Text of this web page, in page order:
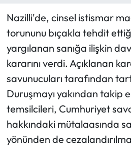
Nazilli'de, cinsel istismar
torununu bıçakla tehdit
yargılanan sanığa ilişkin
kararını verdi. Açıklanan
savunucuları tarafından
Duruşmayı yakından takip
temsilcileri, Cumhuriyet
hakkındaki mütalaasında
yönünden de
HABER İLAN